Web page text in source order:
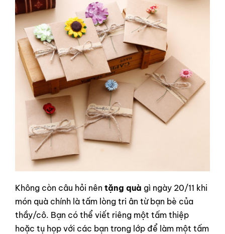
Không còn câu hỏi nên tặng quà gì ngày 20/11 khi
món quà chính là tấm lòng tri ân từ bạn bè của
thầy/cô. Bạn có thể viết riêng một tấm thiệp
hoặc tụ họp với các bạn trong lớp để làm một tấm